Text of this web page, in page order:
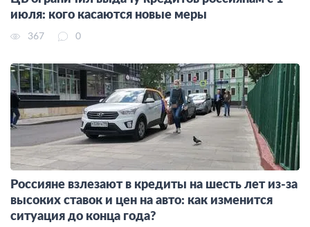
июля: кого касаются новые меры
367 0
Россияне взлезают в кредиты на шесть лет из-за
высоких ставок и цен на авто: как изменится
ситуация до конца года?